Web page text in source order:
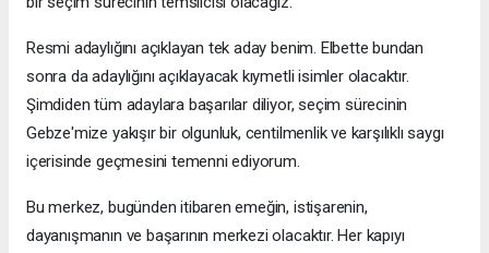
Resmi adaylığını açıklayan tek aday benim. Elbette bundan
sonra da adaylığını açıklayacak kıymetli isimler olacaktır.
Şimdiden tüm adaylara başarılar diliyor, seçim sürecinin
Gebze'mize yakışır bir olgunluk, centilmenlik ve karşılıklı saygı
içerisinde geçmesini temenni ediyorum.
Bu merkez, bugünden itibaren emeğin, istişarenin,
dayanışmanın ve başarının merkezi olacaktır. Her kapıyı